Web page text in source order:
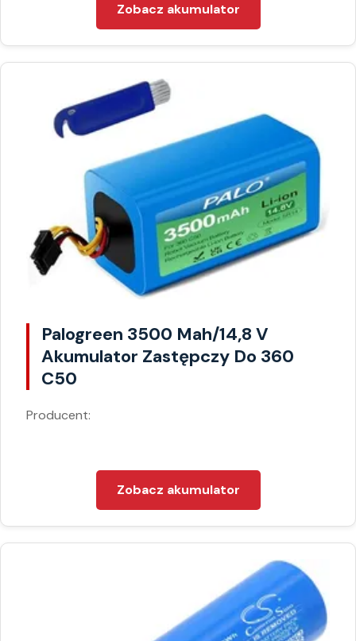
Zobacz akumulator
Palogreen 3500 Mah/14,8 V
Akumulator Zastępczy Do 360
C50
Producent:
Zobacz akumulator